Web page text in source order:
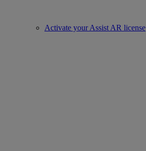
Activate your Assist AR license